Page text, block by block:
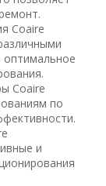
Coaire
Coaire
по
и